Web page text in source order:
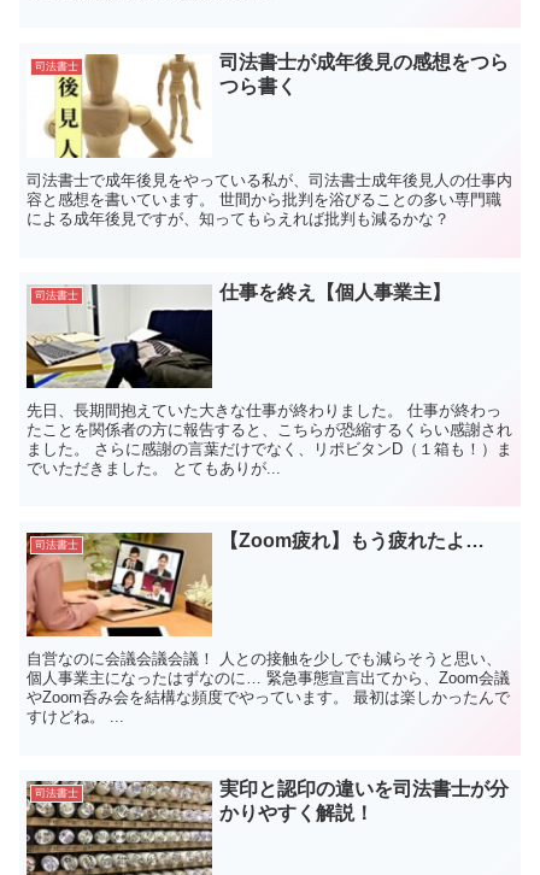
司法書士
司法書士が成年後見の感想をつら
つら書く
司法書士で成年後見をやっている私が、司法書士成年後見人の仕事内
容と感想を書いています。 世間から批判を浴びることの多い専門職
による成年後見ですが、知ってもらえれば批判も減るかな？
司法書士 仕事を終え【個人事業主】
先日、長期間抱えていた大きな仕事が終わりました。 仕事が終わっ
たことを関係者の方に報告すると、こちらが恐縮するくらい感謝され
ました。 さらに感謝の言葉だけでなく、リポビタンD（１箱も！）ま
でいただきました。 とてもありが...
司法書士 【Zoom疲れ】もう疲れたよ…
自営なのに会議会議会議！ 人との接触を少しでも減らそうと思い、
個人事業主になったはずなのに… 緊急事態宣言出てから、Zoom会議
やZoom呑み会を結構な頻度でやっています。 最初は楽しかったんで
すけどね。 ...
司法書士
実印と認印の違いを司法書士が分
かりやすく解説！